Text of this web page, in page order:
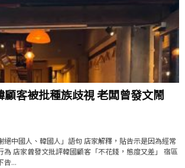
客被批種族歧視 老闆曾發文鬧
絕中國人、韓國人」語句 店家解釋，貼告示是因為經常
為 店家曾發文批評韓國顧客「不花錢，態度又差」 宿區
告...